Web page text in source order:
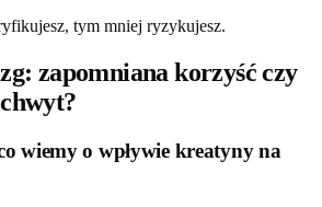
tym mniej ryzykujesz.
zapomniana korzyść czy
wiemy o wpływie kreatyny na